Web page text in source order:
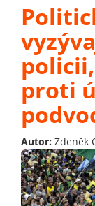
proti
Autor: Zdeněk